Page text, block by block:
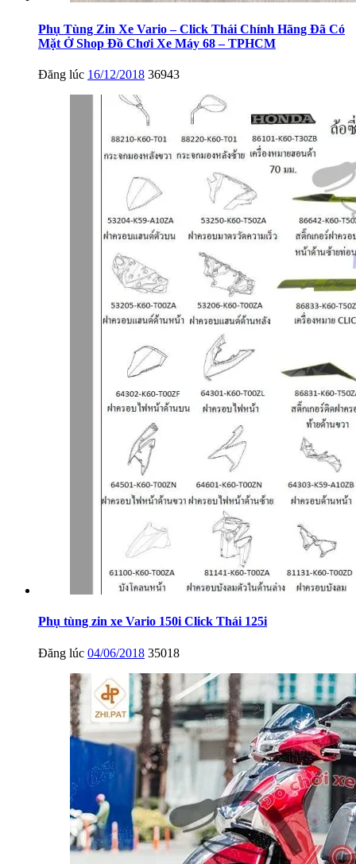
Phụ Tùng Zin Xe Vario – Click Thái Chính Hãng Đã Có
Mặt Ở Shop Đồ Chơi Xe Máy 68 – TPHCM
Đăng lúc 16/12/2018 36943
Phụ tùng zin xe Vario 150i Click Thái 125i
Đăng lúc 04/06/2018 35018